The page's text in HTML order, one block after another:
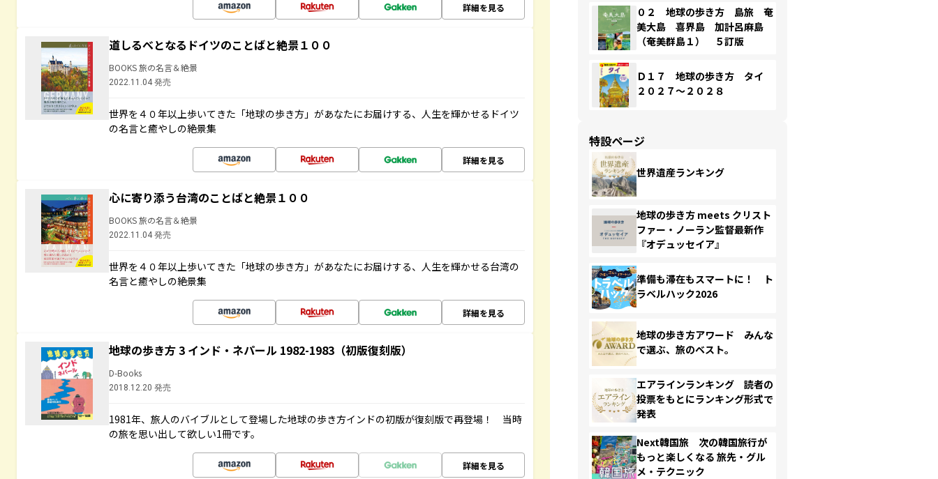
詳細を見る
道しるべとなるドイツのことばと絶景１００
BOOKS 旅の名言＆絶景
2022.11.04 発売
世界を４０年以上歩いてきた「地球の歩き方」があなたにお届けする、人生を輝かせるドイツ
の名言と癒やしの絶景集
詳細を見る
心に寄り添う台湾のことばと絶景１００
BOOKS 旅の名言＆絶景
2022.11.04 発売
世界を４０年以上歩いてきた「地球の歩き方」があなたにお届けする、人生を輝かせる台湾の
名言と癒やしの絶景集
詳細を見る
地球の歩き方 3 インド・ネパール 1982-1983（初版復刻版）
D-Books
2018.12.20 発売
1981年、旅人のバイブルとして登場した地球の歩き方インドの初版が復刻版で再登場！ 当時
の旅を思い出して欲しい1冊です。
詳細を見る
０２ 地球の歩き方 島旅 奄
美大島 喜界島 加計呂麻島
（奄美群島１） ５訂版
Ｄ１７ 地球の歩き方 タイ
２０２７～２０２８
特設ページ
世界遺産ランキング
地球の歩き方 meets クリスト
ファー・ノーラン監督最新作
『オデュッセイア』
準備も滞在もスマートに！ ト
ラベルハック2026
地球の歩き方アワード みんな
で選ぶ、旅のベスト。
エアラインランキング 読者の
投票をもとにランキング形式で
発表
Next韓国旅 次の韓国旅行が
もっと楽しくなる 旅先・グル
メ・テクニック